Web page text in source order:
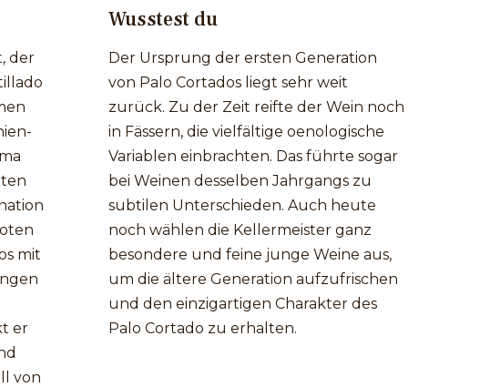
der
mit
er
von
Wusstest du
Der Ursprung der ersten Generation
von Palo Cortados liegt sehr weit
zurück. Zu der Zeit reifte der Wein noch
in Fässern, die vielfältige oenologische
Variablen einbrachten. Das führte sogar
bei Weinen desselben Jahrgangs zu
subtilen Unterschieden. Auch heute
noch wählen die Kellermeister ganz
besondere und feine junge Weine aus,
um die ältere Generation aufzufrischen
und den einzigartigen Charakter des
Palo Cortado zu erhalten.